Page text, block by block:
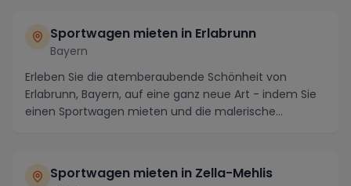
Sportwagen mieten in Erlabrunn
Bayern
Erleben Sie die atemberaubende Schönheit von
Erlabrunn, Bayern, auf eine ganz neue Art - indem Sie
einen Sportwagen mieten und die malerische
Sportwagen mieten in Zella-Mehlis